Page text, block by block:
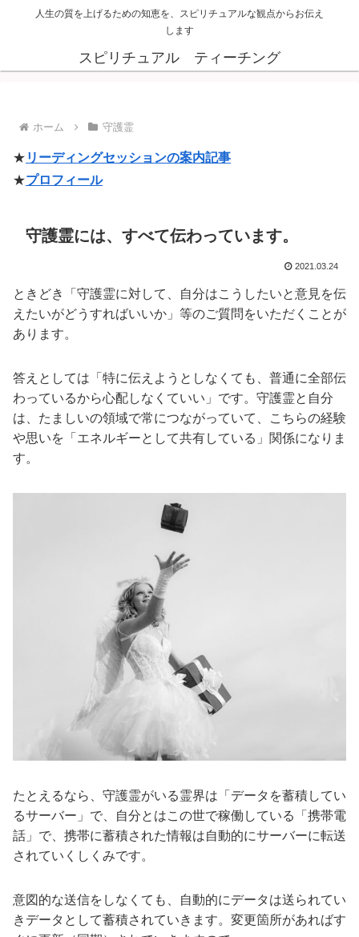
人生の質を上げるための知恵を、スピリチュアルな観点からお伝え
します
スピリチュアル ティーチング
ホーム 守護霊
★ リーディングセッションの案内記事
★プロフィール
守護霊には、すべて伝わっています。
2021.03.24
ときどき「守護霊に対して、自分はこうしたいと意見を伝
えたいがどうすればいいか」等のご質問をいただくことが
あります。
答えとしては「特に伝えようとしなくても、普通に全部伝
わっているから心配しなくていい」です。守護霊と自分
は、たましいの領域で常につながっていて、こちらの経験
や思いを「エネルギーとして共有している」関係になりま
す。
たとえるなら、守護霊がいる霊界は「データを蓄積してい
るサーバー」で、自分とはこの世で稼働している「携帯電
話」で、携帯に蓄積された情報は自動的にサーバーに転送
されていくしくみです。
意図的な送信をしなくても、自動的にデータは送られてい
きデータとして蓄積されていきます。変更箇所があればす